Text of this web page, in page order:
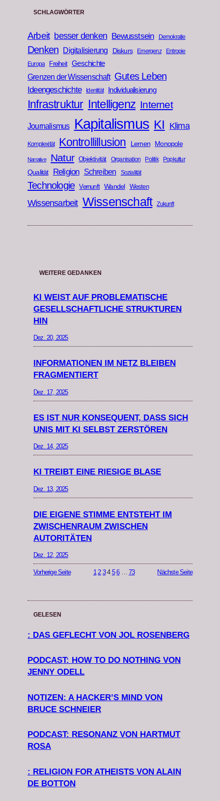
SCHLAGWÖRTER
Arbeit besser denken Bewusstsein Demokratie
Denken Digitalisierung Diskurs Emergenz
Entropie
Europa
Freiheit Geschichte
Grenzen der Wissenschaft Gutes Leben
Ideengeschichte Identität Individualisierung
Infrastruktur Intelligenz Internet
Journalismus Kapitalismus KI Klima
Komplexität Kontrollillusion Lernen Monopole
Narrative Natur Objektivität Organisation Politik Popkultur
Qualität Religion Schreiben Sozialität
Technologie Vernunft Wandel Westen
Wissensarbeit Wissenschaft Zukunft
WEITERE GEDANKEN
KI WEIST AUF PROBLEMATISCHE
GESELLSCHAFTLICHE STRUKTUREN
HIN
Dez. 20, 2025
INFORMATIONEN IM NETZ BLEIBEN
FRAGMENTIERT
Dez. 17, 2025
ES IST NUR KONSEQUENT, DASS SICH
UNIS MIT KI SELBST ZERSTÖREN
Dez. 14, 2025
KI TREIBT EINE RIESIGE BLASE
Dez. 13, 2025
DIE EIGENE STIMME ENTSTEHT IM
ZWISCHENRAUM ZWISCHEN
AUTORITÄTEN
Dez. 12, 2025
Vorherige Seite 1 2 3 4 5 6 … 73 Nächste Seite
GELESEN
: DAS GEFLECHT VON JOL ROSENBERG
PODCAST: HOW TO DO NOTHING VON
JENNY ODELL
NOTIZEN: A HACKER’S MIND VON
BRUCE SCHNEIER
PODCAST: RESONANZ VON HARTMUT
ROSA
: RELIGION FOR ATHEISTS VON ALAIN
DE BOTTON